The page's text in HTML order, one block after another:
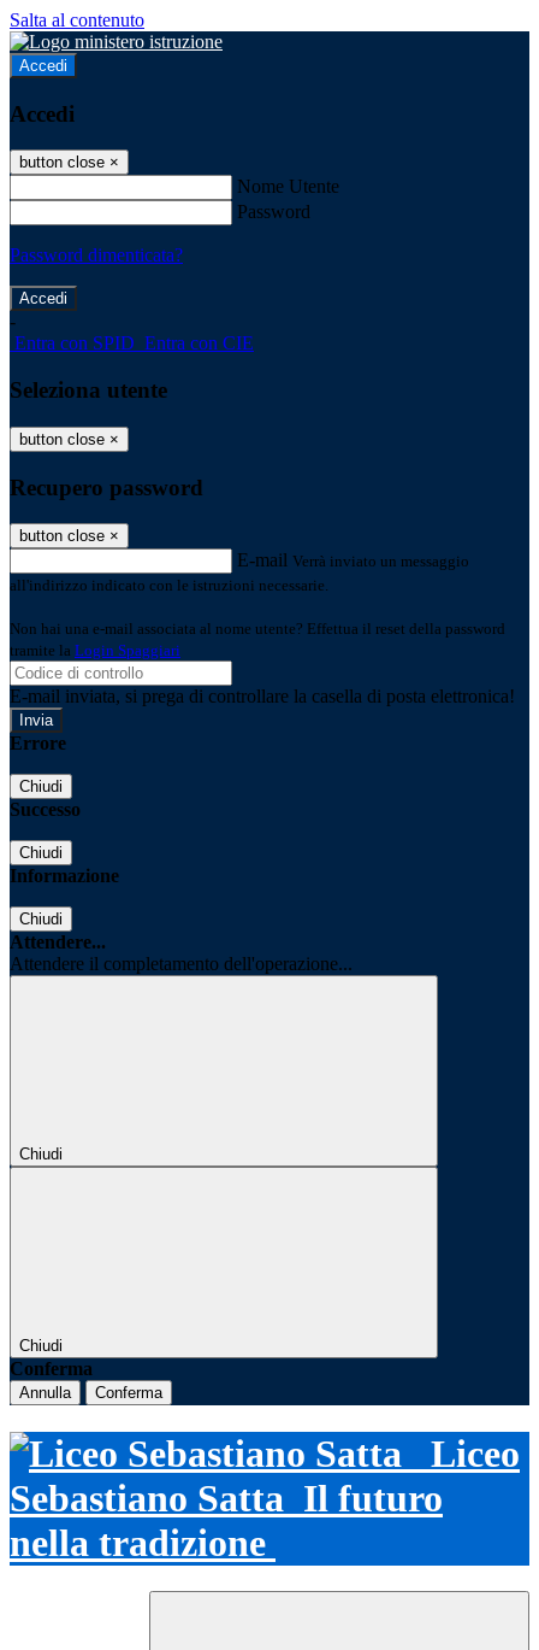
Salta al contenuto
Accedi
Accedi
button close ×
Nome Utente
Password
Password dimenticata?
-
Entra con SPID Entra con CIE
Seleziona utente
button close ×
Recupero password
button close ×
E-mail Verrà inviato un messaggio
all'indirizzo indicato con le istruzioni necessarie.
Non hai una e-mail associata al nome utente? Effettua il reset della password
tramite la Login Spaggiari
E-mail inviata, si prega di controllare la casella di posta elettronica!
Errore
Chiudi
Successo
Chiudi
Informazione
Chiudi
Attendere...
Attendere il completamento dell'operazione...
Chiudi
Chiudi
Conferma
Annulla Conferma
Liceo
Sebastiano Satta Il futuro
nella tradizione